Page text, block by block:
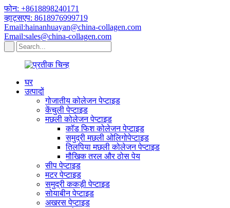
फोन: +8618898240171
व्हाट्सएप: 8618976999719
Email:hainanhuayan@china-collagen.com
Email:sales@china-collagen.com
घर
उत्पादों
गोजातीय कोलेजन पेप्टाइड
केंचुली पेप्टाइड
मछली कोलेजन पेप्टाइड
कॉड फिश कोलेजन पेप्टाइड
समुद्री मछली ओलिगोपेप्टाइड
तिलपिया मछली कोलेजन पेप्टाइड
मौखिक तरल और ठोस पेय
सीप पेप्टाइड
मटर पेप्टाइड
समुद्री ककड़ी पेप्टाइड
सोयाबीन पेप्टाइड
अखरस पेप्टाइड